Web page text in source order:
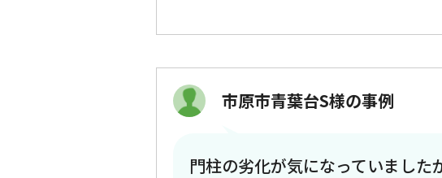
市原市青葉台S様の事例
門柱の劣化が気になっていまし